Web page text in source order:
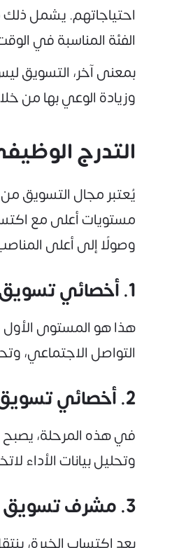
احتياجاتهم. يشمل ذلك
الفئة المناسبة في
بمعنى آخر، التسويق
وزيادة الوعي بها من
التدرج
يُعتبر مجال التسويق
مستويات أعلى مع
وصولًا إلى أعلى
1. أخصائي تسويق مبتدئ (Junior Marketing Specialist)
هذا هو المستوى
التواصل الاجتماعي،
2. أخصائي تسويق (Marketing Specialist)
في هذه المرحلة، يصبح
وتحليل بيانات الأداء
3. مشرف تسويق (Marketing Supervisor)